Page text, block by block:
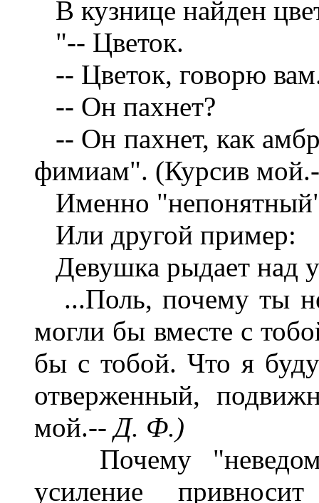
В кузнице найден
"-- Цветок.
-- Цветок, говорю
-- Он пахнет?
-- Он пахнет, как
фимиам". (Курсив
Именно
Или другой пример:
Девушка рыдает над
...Поль, почему ты
могли бы вместе с
бы с тобой. Что я
отверженный,
мой.--Д. Ф.)
Почему
усиление